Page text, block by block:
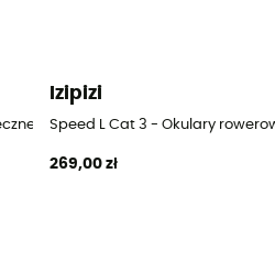
meski
Izipizi
Speed L Cat 3 - Okulary
269,00 zł